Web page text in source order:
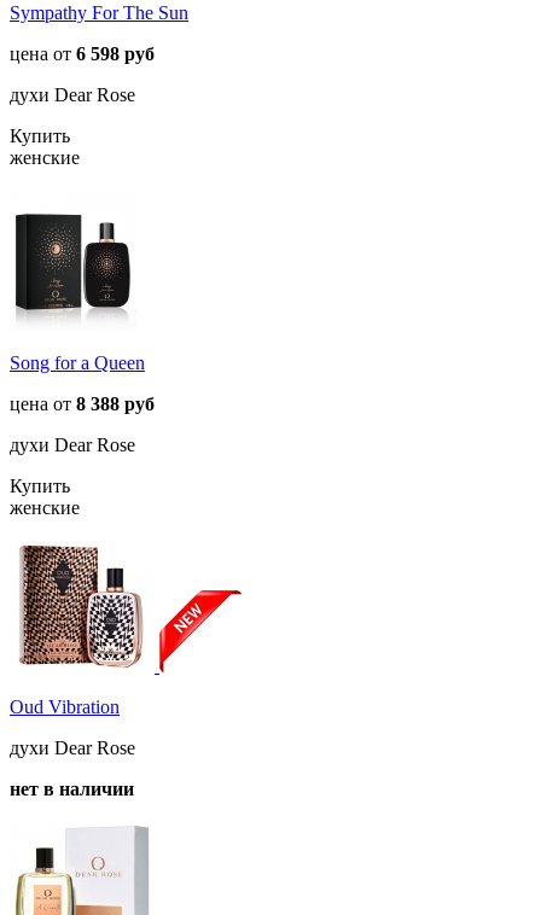
Sympathy For The Sun
цена от 6 598 руб
духи Dear Rose
Купить
женские
Song for a Queen
цена от 8 388 руб
духи Dear Rose
Купить
женские
Oud Vibration
духи Dear Rose
нет в наличии